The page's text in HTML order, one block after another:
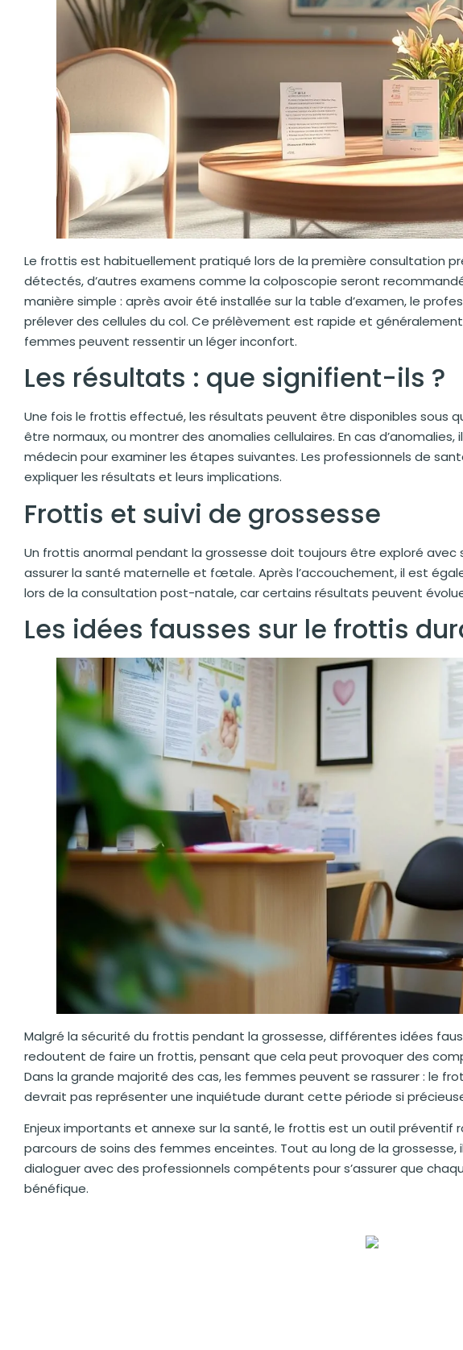
Le frottis est habituellement pratiqué lors de la première consultation
détectés, d’autres examens comme la colposcopie seront
manière simple : après avoir été installée sur la table d’examen, le
prélever des cellules du col. Ce prélèvement est rapide et
femmes peuvent ressentir un léger inconfort.
Les résultats : que signifient-ils ?
Une fois le frottis effectué, les résultats peuvent être disponibles sous
être normaux, ou montrer des anomalies cellulaires. En cas
médecin pour examiner les étapes suivantes. Les professionnels de
expliquer les résultats et leurs implications.
Frottis et suivi de grossesse
Un frottis anormal pendant la grossesse doit toujours être exploré avec
assurer la santé maternelle et fœtale. Après l’accouchement, il est
lors de la consultation post-natale, car certains résultats peuvent
Les idées fausses sur le frottis
Malgré la sécurité du frottis pendant la grossesse, différentes idées
redoutent de faire un frottis, pensant que cela peut provoquer des
Dans la grande majorité des cas, les femmes peuvent se rassurer : le
devrait pas représenter une inquiétude durant cette période si
Enjeux importants et annexe sur la santé, le frottis est un outil
parcours de soins des femmes enceintes. Tout au long de la
dialoguer avec des professionnels compétents pour s’assurer que
bénéfique.